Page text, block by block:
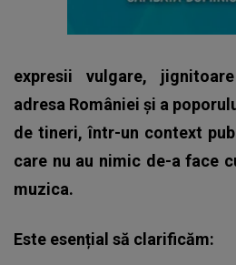
expresii vulgare,
adresa României și a
de tineri, într-un context
care nu au nimic de-a face
muzica.
Este esențial să clarificăm: